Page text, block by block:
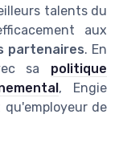
talents du
aux
partenaires. En
sa politique
, Engie
de